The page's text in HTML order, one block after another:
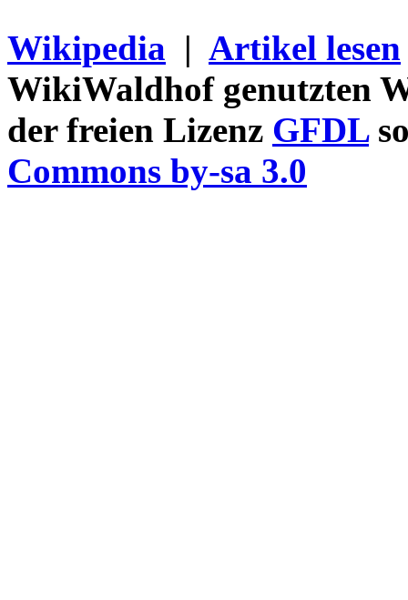
Wikipedia | Artikel lesen
WikiWaldhof genutzten
der freien Lizenz GFDL
Commons by-sa 3.0